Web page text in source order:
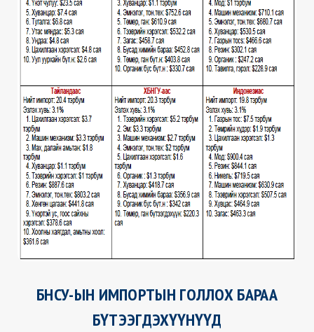
БНСУ-ЫН ИМПОРТЫН ГОЛЛОХ БАРАА
БҮТЭЭГДЭХҮҮНҮҮД